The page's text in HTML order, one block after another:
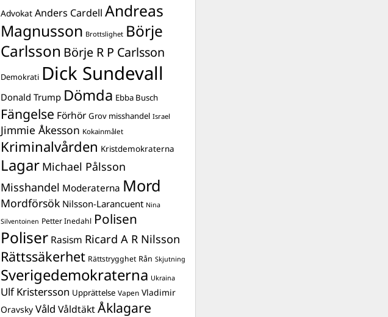
Advokat Anders Cardell Andreas
Magnusson Brottslighet Börje
Carlsson Börje R P Carlsson
Demokrati Dick Sundevall
Donald Trump Dömda Ebba Busch
Fängelse Förhör Grov misshandel Israel
Jimmie Åkesson Kokainmålet
Kriminalvården Kristdemokraterna
Lagar Michael Pålsson
Misshandel Moderaterna Mord
Mordförsök Nilsson-Larancuent Nina
Silventoinen Petter Inedahl Polisen
Poliser Rasism Ricard A R Nilsson
Rättssäkerhet Rättstrygghet Rån Skjutning
Sverigedemokraterna Ukraina
Ulf Kristersson Upprättelse Vapen Vladimir
Oravsky Våld VåldtäktÅklagare